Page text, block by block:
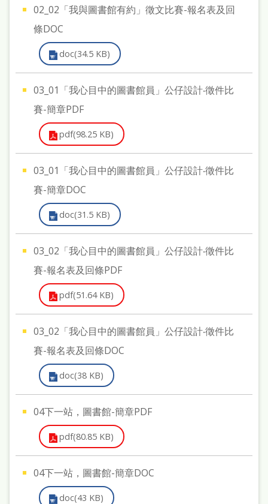
02_02「我與圖書館有約」徵文比賽-報名表及回
條DOC
doc(34.5 KB)
03_01「我心目中的圖書館員」公仔設計‧徵件比
賽-簡章PDF
pdf(98.25 KB)
03_01「我心目中的圖書館員」公仔設計‧徵件比
賽-簡章DOC
doc(31.5 KB)
03_02「我心目中的圖書館員」公仔設計‧徵件比
賽-報名表及回條PDF
pdf(51.64 KB)
03_02「我心目中的圖書館員」公仔設計‧徵件比
賽-報名表及回條DOC
doc(38 KB)
04下一站，圖書館-簡章PDF
pdf(80.85 KB)
04下一站，圖書館-簡章DOC
doc(43 KB)